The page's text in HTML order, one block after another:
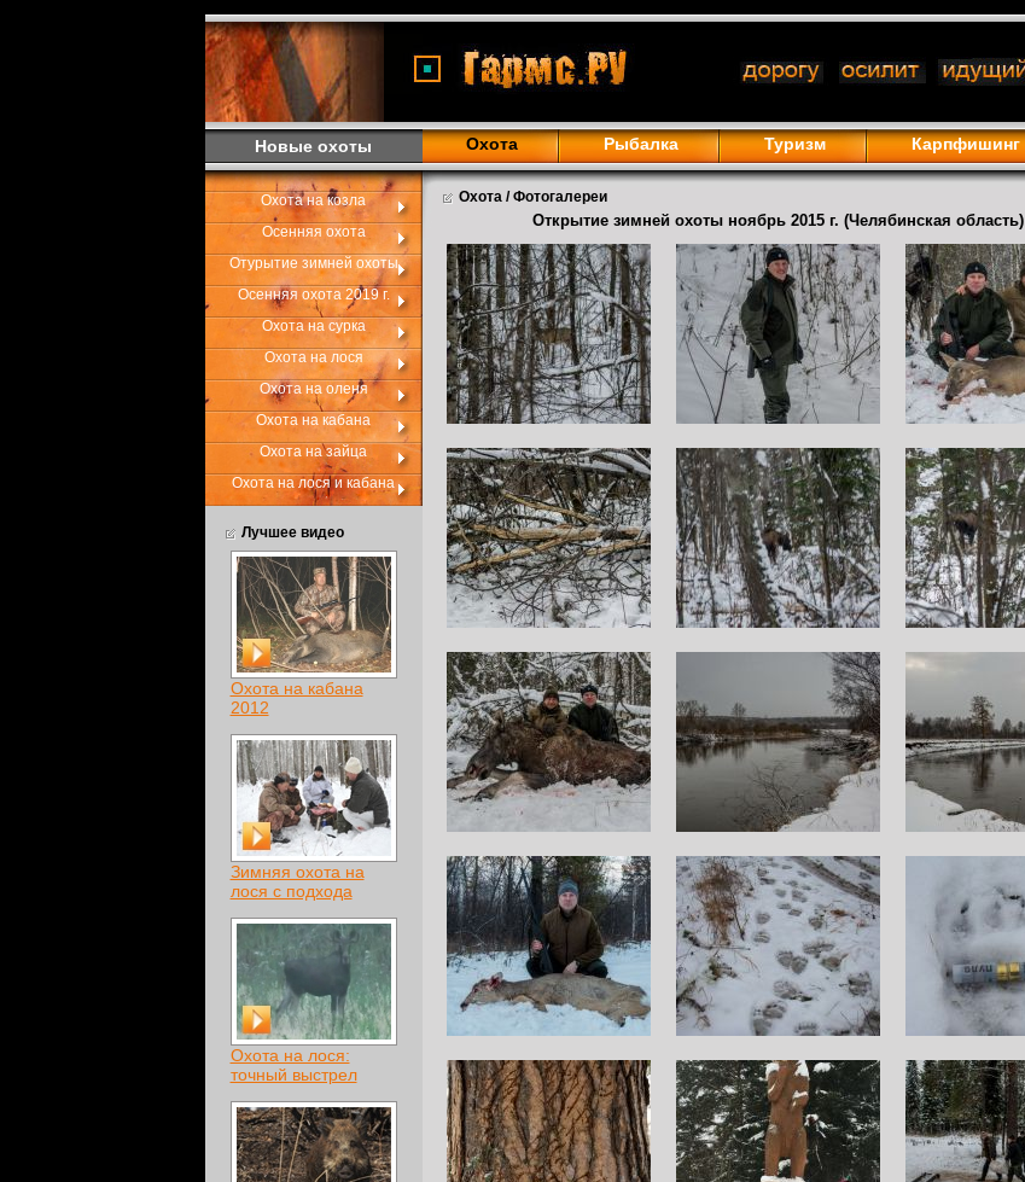
Новые охоты Охота Рыбалка Туризм Карпфишинг
Охота на козла
Осенняя охота
Отурытие зимней охоты
Осенняя охота 2019 г.
Охота на сурка
Охота на лося
Охота на оленя
Охота на кабана
Охота на зайца
Охота на лося и кабана
Лучшее видео
Охота на кабана
2012
Зимняя охота на
лося с подхода
Охота на лося:
точный выстрел
Охота / Фотогалереи
Открытие зимней охоты ноябрь 2015 г. (Челябинская область)